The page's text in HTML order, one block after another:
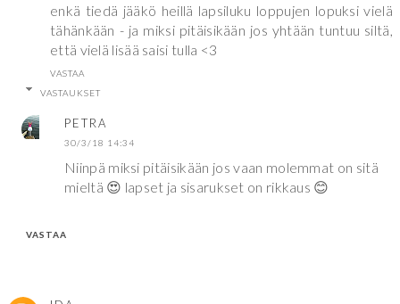
enkä tiedä jääkö heillä lapsiluku loppujen lopuksi vielä
tähänkään - ja miksi pitäisikään jos yhtään tuntuu siltä,
että vielä lisää saisi tulla <3
VASTAA
VASTAUKSET
PETRA
30/3/18 14:34
Niinpä miksi pitäisikään jos vaan molemmat on sitä
mieltä 😍 lapset ja sisarukset on rikkaus 😊
VASTAA